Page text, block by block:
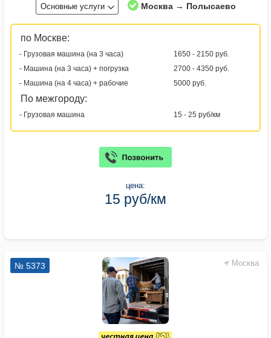
Основные услуги Москва → Полысаево
по Москве:
- Грузовая машина (на 3 часа)
1650 - 2150 руб.
- Машина (на 3 часа) + погрузка
2700 - 4350 руб.
- Машина (на 4 часа) + рабочие
5000 руб.
По межгороду:
- Грузовая машина 15 - 25 руб/км
цена:
15 руб/км
Москва
№ 5373